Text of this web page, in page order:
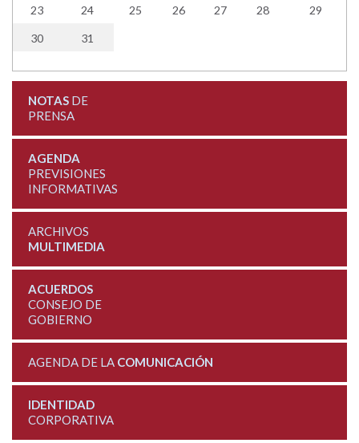
23 24 25 26 27 28 29
30 31
NOTASDE
PRENSA
AGENDA
PREVISIONES
INFORMATIVAS
ARCHIVOS
MULTIMEDIA
ACUERDOS
CONSEJO DE
GOBIERNO
AGENDA DE LA COMUNICACIÓN
IDENTIDAD
CORPORATIVA